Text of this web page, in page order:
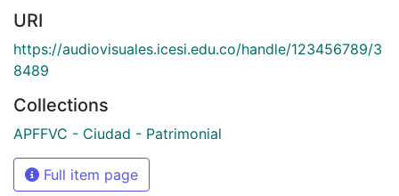
URI
https://audiovisuales.icesi.edu.co/handle/123456789/3
8489
Collections
APFFVC - Ciudad - Patrimonial
Full item page